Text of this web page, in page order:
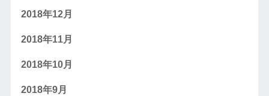
2018年12月
2018年11月
2018年10月
2018年9月